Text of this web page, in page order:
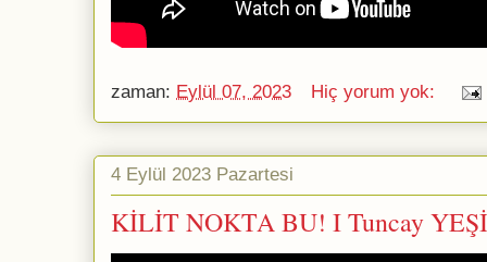
zaman: Eylül 07, 2023 Hiç yorum yok:
4 Eylül 2023 Pazartesi
KİLİT NOKTA BU! I Tuncay